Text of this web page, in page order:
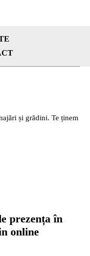
și grădini. Te ținem
prezența în
online